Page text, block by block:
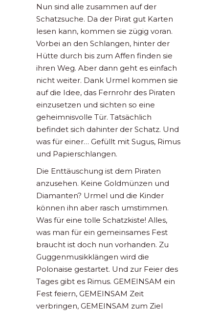
Nun sind alle zusammen auf der
Schatzsuche. Da der Pirat gut Karten
lesen kann, kommen sie zügig voran.
Vorbei an den Schlangen, hinter der
Hütte durch bis zum Affen finden sie
ihren Weg. Aber dann geht es einfach
nicht weiter. Dank Urmel kommen sie
auf die Idee, das Fernrohr des Piraten
einzusetzen und sichten so eine
geheimnisvolle Tür. Tatsächlich
befindet sich dahinter der Schatz. Und
was für einer… Gefüllt mit Sugus, Rimus
und Papierschlangen.
Die Enttäuschung ist dem Piraten
anzusehen. Keine Goldmünzen und
Diamanten? Urmel und die Kinder
können ihn aber rasch umstimmen.
Was für eine tolle Schatzkiste! Alles,
was man für ein gemeinsames Fest
braucht ist doch nun vorhanden. Zu
Guggenmusikklängen wird die
Polonaise gestartet. Und zur Feier des
Tages gibt es Rimus. GEMEINSAM ein
Fest feiern, GEMEINSAM Zeit
verbringen, GEMEINSAM zum Ziel